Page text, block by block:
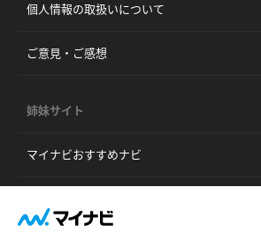
個人情報の取扱いについて
ご意見・ご感想
姉妹サイト
マイナビおすすめナビ